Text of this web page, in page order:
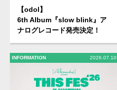
【odol】
6th Album『slow blink』ア
ナログレコード発売決定！
INFORMATION 2026.07.10